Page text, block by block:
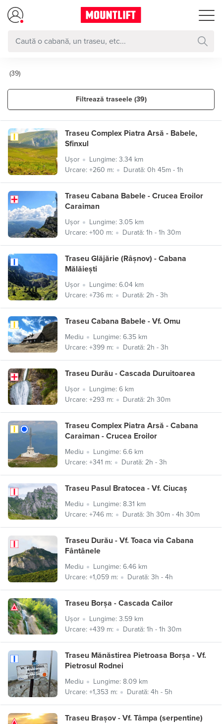
(39)
Filtrează traseele (39)
Traseu Complex Piatra Arsă - Babele,
Sfinxul
Ușor
Lungime: 3.34 km
Urcare: +260 m:
Durată: 0h 45m - 1h
Traseu Cabana Babele - Crucea Eroilor
Caraiman
Ușor
Lungime: 3.05 km
Urcare: +100 m:
Durată: 1h - 1h 30m
Traseu Glăjărie (Râșnov) - Cabana
Mălăiești
Ușor
Lungime: 6.04 km
Urcare: +736 m:
Durată: 2h - 3h
Traseu Cabana Babele - Vf. Omu
Mediu
Lungime: 6.35 km
Urcare: +399 m:
Durată: 2h - 3h
Traseu Durău - Cascada Duruitoarea
Ușor
Lungime: 6 km
Urcare: +293 m:
Durată: 2h 30m
Traseu Complex Piatra Arsă - Cabana
Caraiman - Crucea Eroilor
Mediu
Lungime: 6.6 km
Urcare: +341 m:
Durată: 2h - 3h
Traseu Pasul Bratocea - Vf. Ciucaș
Mediu
Lungime: 8.31 km
Urcare: +746 m:
Durată: 3h 30m - 4h 30m
Traseu Durău - Vf. Toaca via Cabana
Fântânele
Mediu
Lungime: 6.46 km
Urcare: +1,059 m:
Durată: 3h - 4h
Traseu Borșa - Cascada Cailor
Ușor
Lungime: 3.59 km
Urcare: +439 m:
Durată: 1h - 1h 30m
Traseu Mănăstirea Pietroasa Borșa - Vf.
Pietrosul Rodnei
Mediu
Lungime: 8.09 km
Urcare: +1,353 m:
Durată: 4h - 5h
Traseu Brașov - Vf. Tâmpa (serpentine)